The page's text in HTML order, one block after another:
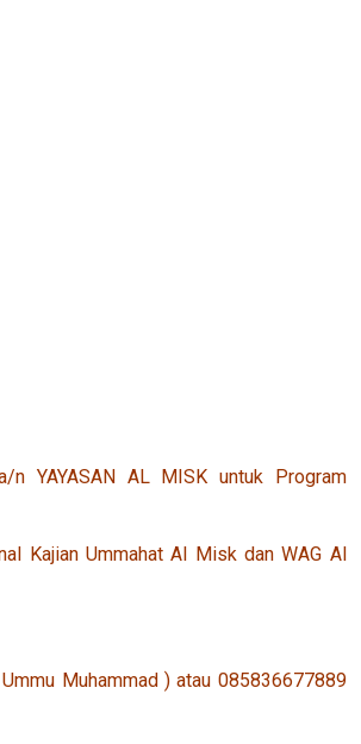
YAYASAN AL MISK untuk Program
Kajian Ummahat Al Misk dan WAG Al
Muhammad ) atau 085836677889